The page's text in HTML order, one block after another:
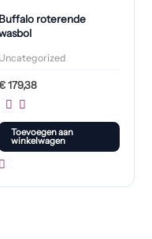
Buffalo roterende
Uncategorized
179,38
Toevoegen aan
winkelwagen